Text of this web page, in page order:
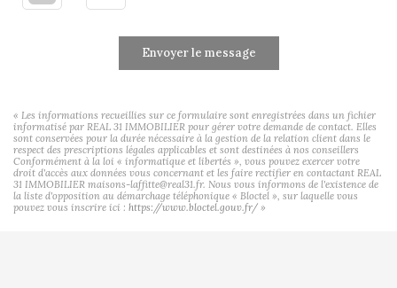
Envoyer le message
« Les informations recueillies sur ce formulaire sont enregistrées dans un fichier
informatisé par REAL 31 IMMOBILIER pour gérer votre demande de contact. Elles
sont conservées pour la durée nécessaire à la gestion de la relation client dans le
respect des prescriptions légales applicables et sont destinées à nos conseillers
Conformément à la loi « informatique et libertés », vous pouvez exercer votre
droit d'accès aux données vous concernant et les faire rectifier en contactant REAL
31 IMMOBILIER maisons-laffitte@real31.fr. Nous vous informons de l'existence de
la liste d'opposition au démarchage téléphonique « Bloctel », sur laquelle vous
pouvez vous inscrire ici : https://www.bloctel.gouv.fr/ »